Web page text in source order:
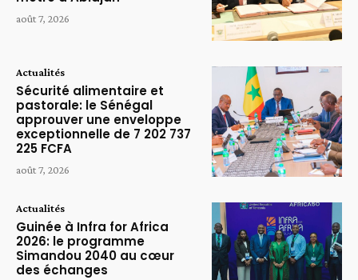
août 7, 2026
Actualités
Sécurité alimentaire et
pastorale: le Sénégal
approuver une enveloppe
exceptionnelle de 7 202 737
225 FCFA
août 7, 2026
Actualités
Guinée à Infra for Africa
2026: le programme
Simandou 2040 au cœur
des échanges